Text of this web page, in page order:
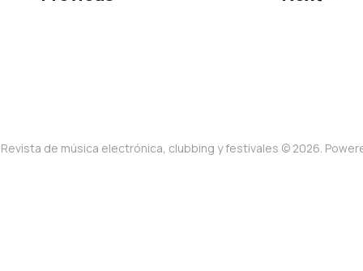
de música electrónica, clubbing y festivales © 2026.